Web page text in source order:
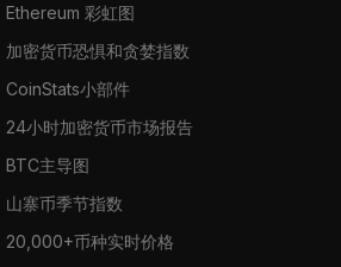
Ethereum 彩虹图
加密货币恐惧和贪婪指数
CoinStats小部件
24小时加密货币市场报告
BTC主导图
山寨币季节指数
20,000+币种实时价格